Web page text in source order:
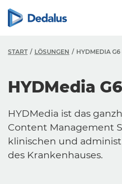
START LÖSUNGEN HYDMEDIA G6
HYDMedia G6
HYDMedia ist das
Content Management
klinischen und
des Krankenhauses.